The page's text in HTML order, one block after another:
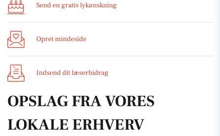
Send en gratis lykønskning
Opret mindeside
Indsend dit læserbidrag
OPSLAG FRA VORES
LOKALE ERHVERV